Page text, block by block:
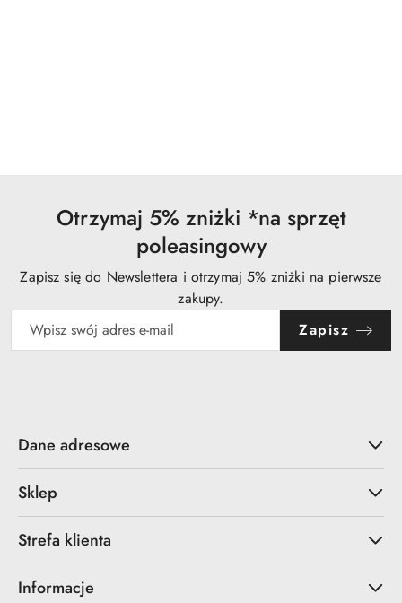
Otrzymaj 5% zniżki *na sprzęt
poleasingowy
Zapisz się do Newslettera i otrzymaj 5% zniżki na pierwsze
zakupy.
Zapisz
Dane adresowe
Sklep
Strefa klienta
Informacje